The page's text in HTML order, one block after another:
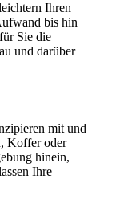
Ihren
bis hin
Sie die
und darüber
mit und
Koffer oder
hinein,
Ihre